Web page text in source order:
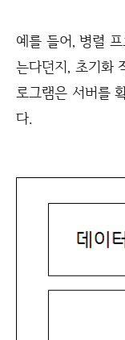
예를 들어, 병렬
는다던지, 초기화
로그램은 서버를
다.